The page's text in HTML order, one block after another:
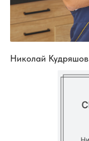
Николай Кудряшов